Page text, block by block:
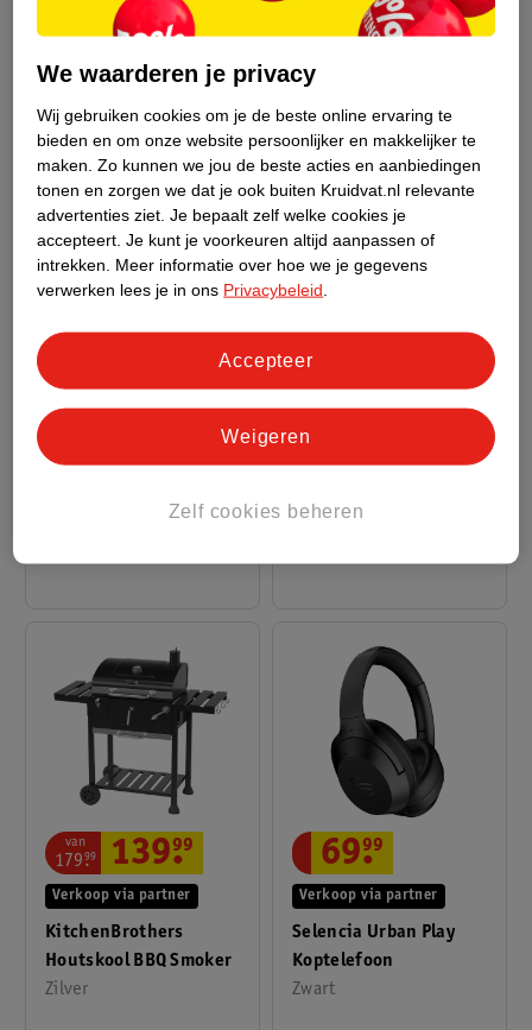
Men Geschenkset
Scheerapparaat
Mannen Met
Hoofdscheerapparaat
Head En Face Shaver
Kaal Scheren
Zilver
19.
99
LEGO Special Editions
Messi – Voetballegende
958 steentjes
74.
99
KitchenBrothers
Houtskool BBQ Smoker
Zilver
Verkoop via partner
van
179.
99 139.
99
Selencia Urban Play
Koptelefoon
Zwart
Verkoop via partner
69.
99
We waarderen je privacy
Wij gebruiken cookies om je de beste online ervaring te
bieden en om onze website persoonlijker en makkelijker te
maken. Zo kunnen we jou de beste acties en aanbiedingen
tonen en zorgen we dat je ook buiten Kruidvat.nl relevante
advertenties ziet. Je bepaalt zelf welke cookies je
accepteert. Je kunt je voorkeuren altijd aanpassen of
intrekken.
Meer informatie over hoe we je gegevens
verwerken lees je in ons Privacybeleid
Zelf cookies beheren
Weigeren
Accepteer